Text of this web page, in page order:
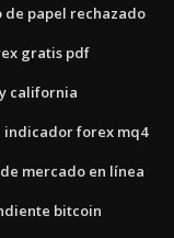
de papel rechazado
gratis pdf
california
forex mq4
mercado en línea
bitcoin